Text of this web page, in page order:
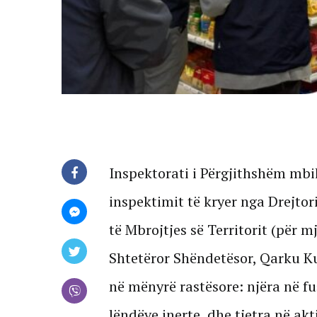
Inspektorati i Përgjithshëm
inspektimit të kryer nga
të Mbrojtjes së Territorit (për
Shtetëror Shëndetësor, Qarku
në mënyrë rastësore: njëra në